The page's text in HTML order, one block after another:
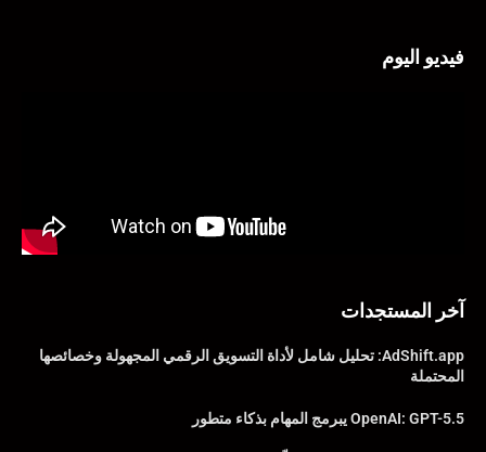
فيديو اليوم
آخر المستجدات
AdShift.app: تحليل شامل لأداة التسويق الرقمي المجهولة وخصائصها
المحتملة
OpenAI: GPT-5.5 يبرمج المهام بذكاء متطور